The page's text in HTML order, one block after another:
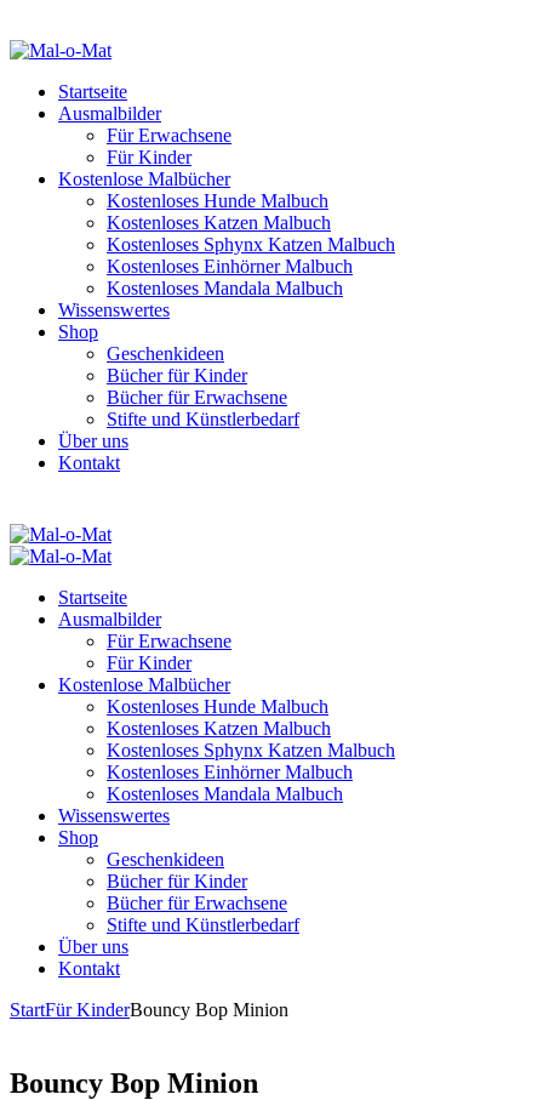
Startseite
Ausmalbilder
Für Erwachsene
Für Kinder
Kostenlose Malbücher
Kostenloses Hunde Malbuch
Kostenloses Katzen Malbuch
Kostenloses Sphynx Katzen Malbuch
Kostenloses Einhörner Malbuch
Kostenloses Mandala Malbuch
Wissenswertes
Shop
Geschenkideen
Bücher für Kinder
Bücher für Erwachsene
Stifte und Künstlerbedarf
Über uns
Kontakt
Startseite
Ausmalbilder
Für Erwachsene
Für Kinder
Kostenlose Malbücher
Kostenloses Hunde Malbuch
Kostenloses Katzen Malbuch
Kostenloses Sphynx Katzen Malbuch
Kostenloses Einhörner Malbuch
Kostenloses Mandala Malbuch
Wissenswertes
Shop
Geschenkideen
Bücher für Kinder
Bücher für Erwachsene
Stifte und Künstlerbedarf
Über uns
Kontakt
StartFür KinderBouncy Bop Minion
Bouncy Bop Minion